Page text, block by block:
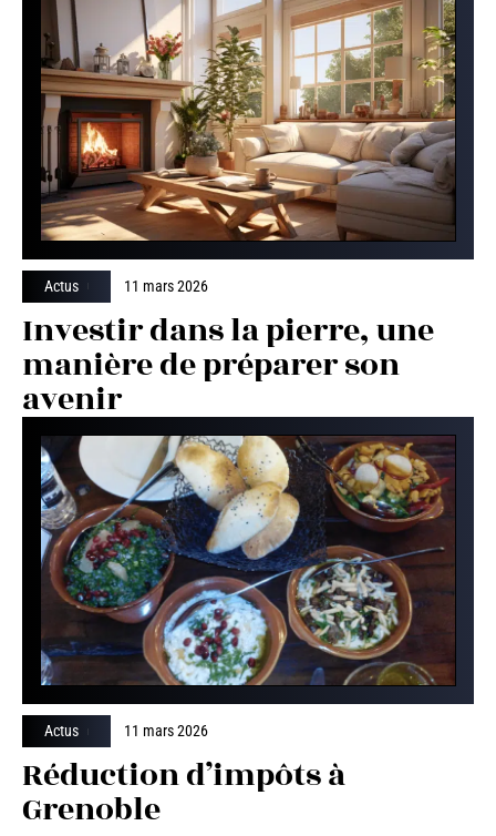
Actus 11 mars 2026
Investir dans la pierre, une
manière de préparer son
avenir
Actus 11 mars 2026
Réduction d’impôts à
Grenoble